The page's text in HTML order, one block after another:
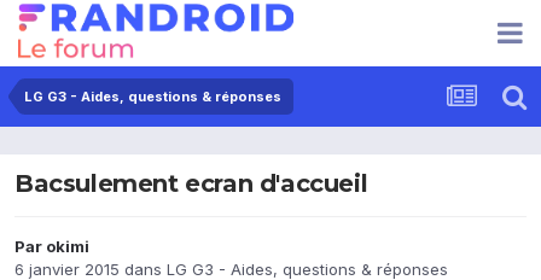
LG G3 - Aides, questions & réponses
Bacsulement ecran d'accueil
Par okimi
6 janvier 2015 dans LG G3 - Aides, questions & réponses